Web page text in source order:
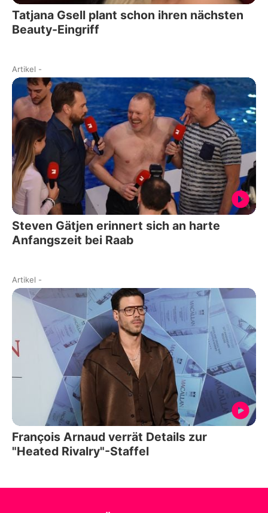
Tatjana Gsell plant schon ihren nächsten
Beauty-Eingriff
Artikel -
Steven Gätjen erinnert sich an harte
Anfangszeit bei Raab
Artikel -
François Arnaud verrät Details zur
"Heated Rivalry"-Staffel